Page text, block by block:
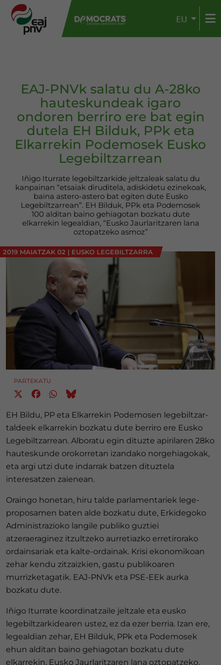
EU
EAJ-PNVk salatu du A-28ko
hauteskundeak igaro
ondoren berriro ere bat egin
dutela EH Bilduk, PPk eta
Elkarrekin Podemosek Eusko
Legebiltzarrean
Iñigo Iturrate legebiltzarkide jeltzaleak salatu du
kanpainan “etsaiak diruditela, adiskidetu ezinekoak,
baina astero-astero bat egiten dute Eusko
Legebiltzarrean”. EH Bilduk, PPk eta Podemosek
100 alditan baino gehiagotan bozkatu dute
elkarrekin legealdian, “Eusko Jaurlaritzaren lana
oztopatzeko asmoz”
2019 MAIATZAK 02 | EUSKO LEGEBILTZARRA
PARTEKATU
EH Bildu, PP eta Elkarrekin Podemosen legebiltzar-
taldeek elkarrekin bozkatu dute berriro ere Eusko
Legebiltzarrean. Alboratu egin dituzte apirilaren 28ko
hauteskunde orokorretan izandako norgehiagokak,
eta argi utzi dute indarrak batzen dituztela
interesatzen zaienean.
Oraingo honetan, hiru talde parlamentariek lege-
proposamen baten alde bozkatu dute, Erkidegoko
Administrazioko langile publiko guztiei
atzeraeraginez itzultzeko aurretiazko erretirorako
ordainsariak eta kalte-ordainak. Krisi ekonomikoan
zehar kendu zitzaizkien, gastu publikoaren
murrizketagatik. EAJ-PNVk eta PSE-EEk aurka
bozkatu dute.
Iñigo Iturrate koordinatzaile jeltzale eta eusko
legebiltzarkidearen ustez, ez da ezer berria. Izan ere,
legealdian zehar, EH Bilduk, PPk eta Podemosek
ehun alditan baino gehiagotan bozkatu dute
elkarrekin, Eusko Jaurlaritzaren lana oztopatzeko.